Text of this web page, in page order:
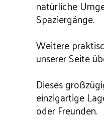
natürliche
Spaziergänge.
Weitere
unserer Seite
Dieses
einzigartige
oder Freunden.